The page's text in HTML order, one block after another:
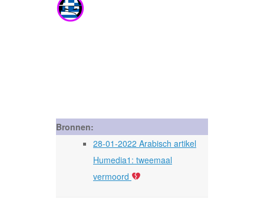
Bronnen:
28-01-2022 Arabisch artikel
Humedia1: tweemaal
vermoord